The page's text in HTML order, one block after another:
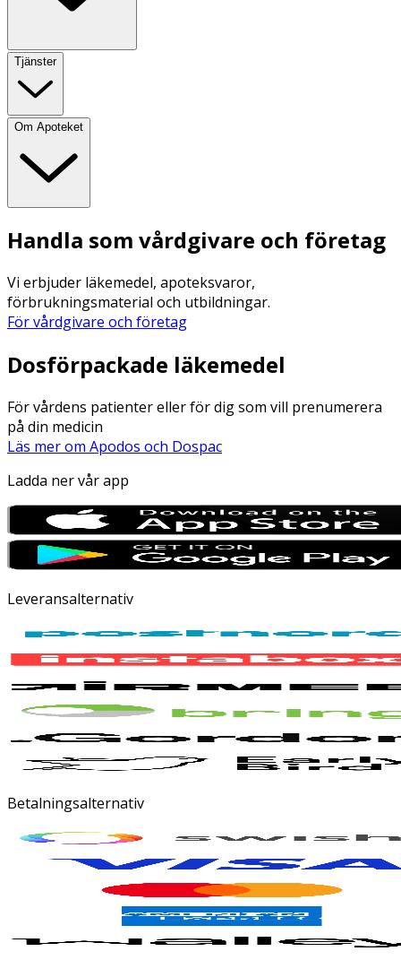
Tjänster
Om Apoteket
Handla som vårdgivare och företag
Vi erbjuder läkemedel, apoteksvaror,
förbrukningsmaterial och utbildningar.
För vårdgivare och företag
Dosförpackade läkemedel
För vårdens patienter eller för dig som vill prenumerera
på din medicin
Läs mer om Apodos och Dospac
Ladda ner vår app
Leveransalternativ
Betalningsalternativ